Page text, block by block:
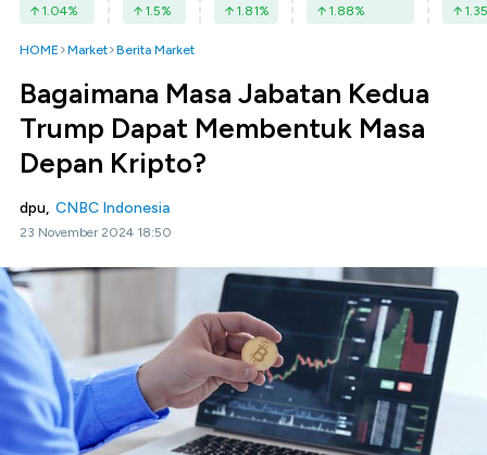
1.04% 1.5% 1.81% 1.88% 1.35
HOME Market Berita Market
Bagaimana Masa Jabatan Kedua
Trump Dapat Membentuk Masa
Depan Kripto?
dpu, CNBC Indonesia
23 November 2024 18:50